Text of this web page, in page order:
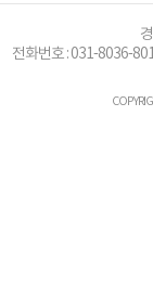
전화번호 :031-8036-